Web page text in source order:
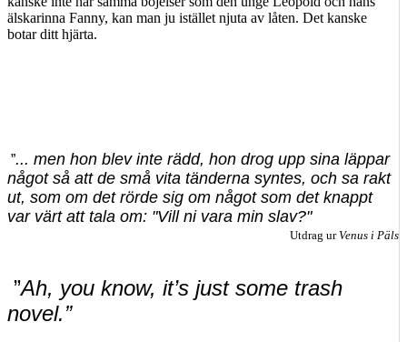
älskarinna Fanny, kan man ju istället njuta av låten. Det kanske
botar ditt hjärta.
”... men hon blev inte rädd, hon drog upp sina läppar
något så att de små vita tänderna syntes, och sa rakt
ut, som om det rörde sig om något som det knappt
var värt att tala om: "Vill ni vara min slav?"
Utdrag urVenus i Päls
”Ah, you know, it’s just some trash
novel.”